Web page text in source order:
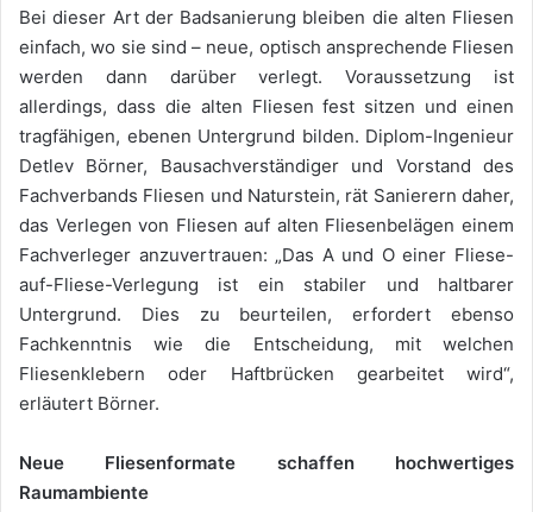
Bei dieser Art der Badsanierung bleiben die alten Fliesen
einfach, wo sie sind – neue, optisch ansprechende Fliesen
werden dann darüber verlegt. Voraussetzung ist
allerdings, dass die alten Fliesen fest sitzen und einen
tragfähigen, ebenen Untergrund bilden. Diplom-Ingenieur
Detlev Börner, Bausachverständiger und Vorstand des
Fachverbands Fliesen und Naturstein, rät Sanierern daher,
das Verlegen von Fliesen auf alten Fliesenbelägen einem
Fachverleger anzuvertrauen: „Das A und O einer Fliese-
auf-Fliese-Verlegung ist ein stabiler und haltbarer
Untergrund. Dies zu beurteilen, erfordert ebenso
Fachkenntnis wie die Entscheidung, mit welchen
Fliesenklebern oder Haftbrücken gearbeitet wird“,
erläutert Börner.
Neue Fliesenformate schaffen hochwertiges
Raumambiente